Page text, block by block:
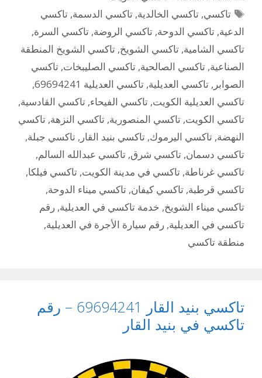
الوسوم
تاكسي,تاكسي الخالدية,تاكسي الدسمة,تاكسي
الدعية, تاكسي الدوحة, تاكسي الروضة, تاكسي السرة,
تاكسي الشامية, تاكسي الشويخ, تاكسي الشويخ المنطقة
الصناعية, تاكسي الصالحية, تاكسي الصليبخات, تاكسي
الصوابر , تاكسي العديلية, تاكسي العديلية 69694241
,
تاكسي العديلية الكويت, تاكسي الفيحاء, تاكسي القادسية,
تاكسي الكويت, تاكسي المنصورية, تاكسي النزهة, تاكسي
النهضة, تاكسي اليرموك, تاكسي بنيد القار , تاكسي جبلة,
تاكسي دسمان, تاكسي شرق, تاكسي عبدالله السالم,
تاكسي غرناطة, تاكسي في مدينة الكويت, تاكسي فيلكا,
تاكسي قرطبة, تاكسي كيفان, تاكسي ميناء الدوحة,
تاكسي ميناء الشويخ, خدمة تاكسي في العديلية, رقم
تاكسي في العديلية, رقم سيارة الأجرة في العديلية,
منطقة تاكسي
تاكسي بنيد القار 69694241 – رقم
تاكسي في بنيد القار